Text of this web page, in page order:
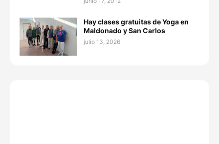
Hay clases gratuitas de Yoga en
Maldonado y San Carlos
julio 13, 2026